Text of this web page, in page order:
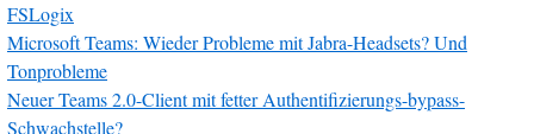
FSLogix
Microsoft Teams: Wieder Probleme mit Jabra-Headsets? Und
Tonprobleme
Neuer Teams 2.0-Client mit fetter Authentifizierungs-bypass-
Schwachstelle?